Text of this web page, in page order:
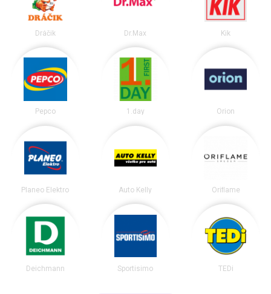
Dráčik Dr.Max Kik
Pepco 1.day Orion
Planeo Elektro Auto Kelly Oriflame
Deichmann Sportisimo TEDi